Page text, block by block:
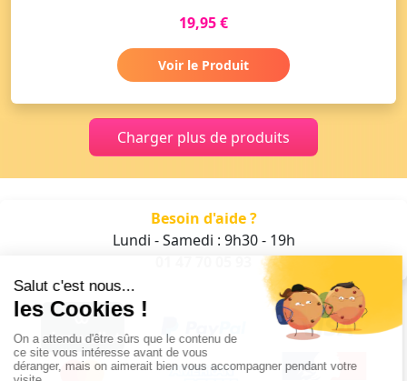
19,95 €
Voir le Produit
Charger plus de produits
Besoin d'aide ?
Lundi - Samedi : 9h30 - 19h